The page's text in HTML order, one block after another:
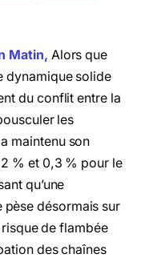
Matin, Alors que
dynamique solide
du conflit entre la
les
maintenu son
% et 0,3 % pour le
qu’une
pèse désormais sur
de flambée
des chaînes